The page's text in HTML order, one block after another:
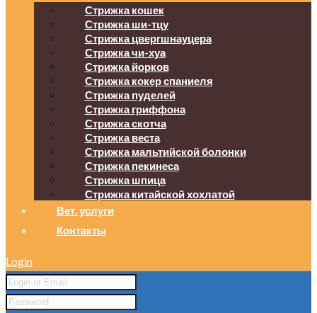
Стрижка кошек
Стрижка ши-тцу
Стрижка цвергшнауцера
Стрижка чи-хуа
Стрижка йорков
Стрижка кокер спаниеля
Стрижка пуделей
Стрижка гриффона
Стрижка скотча
Стрижка веста
Стрижка мальтийской болонки
Стрижка пекинеса
Стрижка шпица
Стрижка китайской хохлатой
Вет. услуги
Контакты
Login